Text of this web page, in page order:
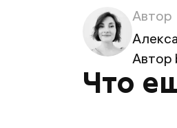
Автор
Автор
Что